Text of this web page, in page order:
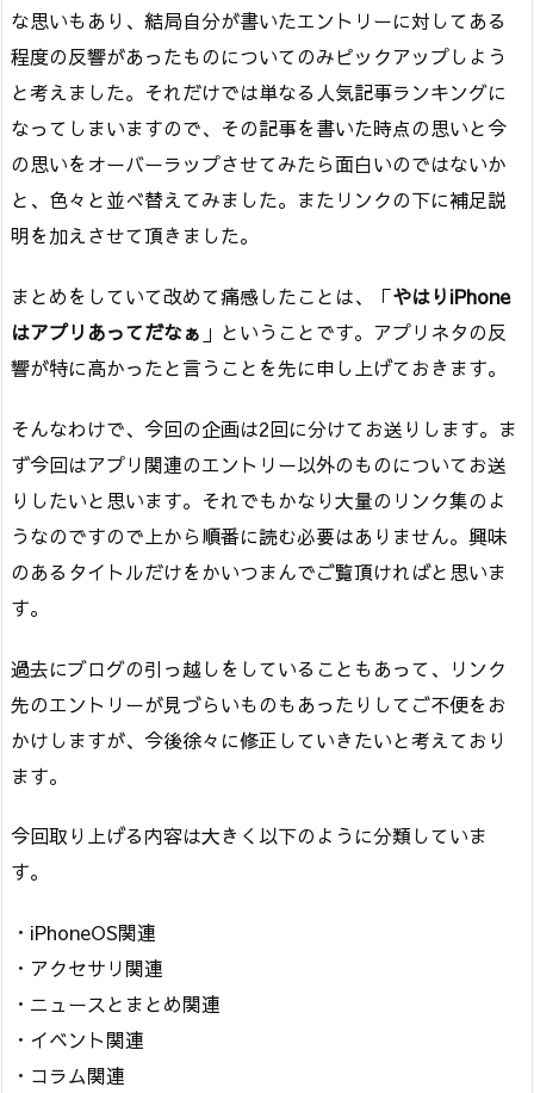
な思いもあり、結局自分が書いたエントリーに対してある
程度の反響があったものについてのみピックアップしよう
と考えました。それだけでは単なる人気記事ランキングに
なってしまいますので、その記事を書いた時点の思いと今
の思いをオーバーラップさせてみたら面白いのではないか
と、色々と並べ替えてみました。またリンクの下に補足説
明を加えさせて頂きました。
まとめをしていて改めて痛感したことは、「やはりiPhone
はアプリあってだなぁ 」ということです。アプリネタの反
響が特に高かったと言うことを先に申し上げておきます。
そんなわけで、今回の企画は2回に分けてお送りします。ま
ず今回はアプリ関連のエントリー以外のものについてお送
りしたいと思います。それでもかなり大量のリンク集のよ
うなのですので上から順番に読む必要はありません。興味
のあるタイトルだけをかいつまんでご覧頂ければと思いま
す。
過去にブログの引っ越しをしていることもあって、リンク
先のエントリーが見づらいものもあったりしてご不便をお
かけしますが、今後徐々に修正していきたいと考えており
ます。
今回取り上げる内容は大きく以下のように分類していま
す。
・iPhoneOS関連
・アクセサリ関連
・ニュースとまとめ関連
・イベント関連
・コラム関連